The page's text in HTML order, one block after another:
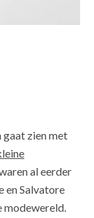
gaat zien met
al eerder
en Salvatore
modewereld.